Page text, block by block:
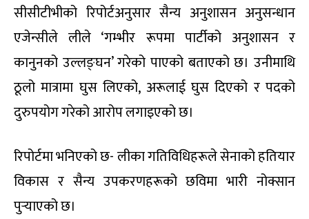
सीसीटीभीको रिपोर्टअनुसार सैन्य अनुशासन अनुसन्धान
एजेन्सीले लीले ‘गम्भीर रूपमा पार्टीको अनुशासन र
कानुनको उल्लङ्घन’ गरेको पाएको बताएको छ। उनीमाथि
ठूलो मात्रामा घुस लिएको, अरूलाई घुस दिएको र पदको
दुरुपयोग गरेको आरोप लगाइएको छ।
रिपोर्टमा भनिएको छ- लीका गतिविधिहरूले सेनाको हतियार
विकास र सैन्य उपकरणहरूको छविमा भारी नोक्सान
पुर्‍याएको छ।